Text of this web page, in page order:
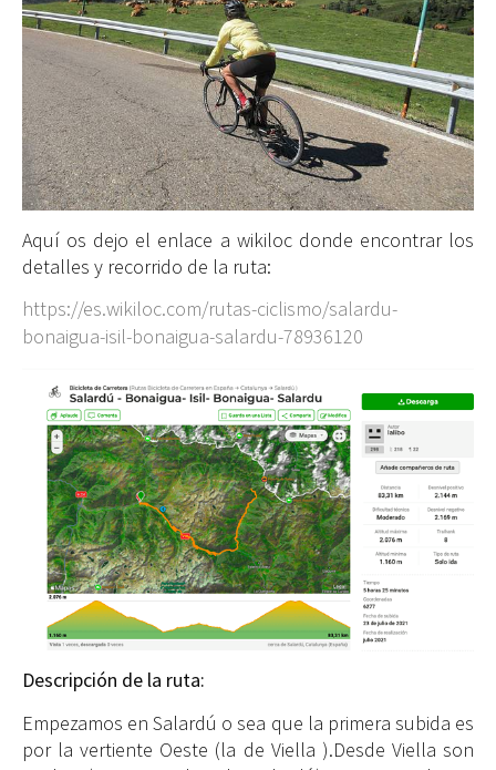
Aquí os dejo el enlace a wikiloc donde encontrar los
detalles y recorrido de la ruta:
https://es.wikiloc.com/rutas-ciclismo/salardu-
bonaigua-isil-bonaigua-salardu-78936120
Descripción de la ruta:
Empezamos en Salardú o sea que la primera subida es
por la vertiente Oeste (la de Viella ).Desde Viella son